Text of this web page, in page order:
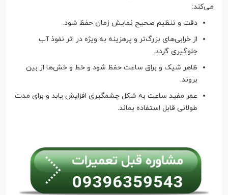
می‌کند:
دقت و تنظیم صحیح نمایش زمان حفظ شود.
از خرابی‌های بزرگ‌تر و پرهزینه به ویژه در اثر نفوذ آب
جلوگیری گردد.
ظاهر شیک و براق ساعت حفظ شود و خط و خش‌ها از بین
بروند.
عمر مفید ساعت به شکل چشمگیری افزایش یابد و برای مدت
طولانی قابل استفاده بماند.